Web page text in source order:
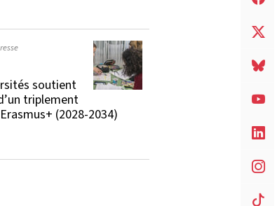
soutient
triplement
(2028-2034)